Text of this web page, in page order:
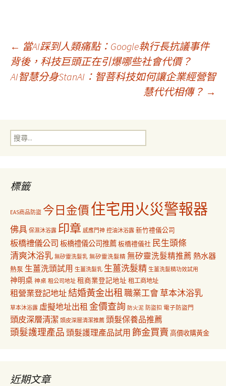
文
章
覽
← 當AI踩到人類痛點：Google執行長抗議事件
背後，科技巨頭正在引爆哪些社會代價？
AI智慧分身StanAI：智菩科技如何讓企業經營智
慧代代相傳？ →
搜
尋
標籤
EAS商品防盜 今日金價住宅用火災警報器
佛具 保濕沐浴露 印章 感應門神 控油沐浴露 新竹禮儀公司
板橋禮儀公司 板橋禮儀公司推薦板橋禮儀社 民生頭條
清爽沐浴乳 無矽靈洗髮乳 無矽靈洗髮精 無矽靈洗髮精推薦 熱水器
熱泵 生薑洗頭試用 生薑洗髮乳 生薑洗髮精 生薑洗髮精功效試用
神明桌 神桌 租公司地址 租商業登記地址 租工商地址
租營業登記地址結婚黃金出租職業工會草本沐浴乳
草本沐浴露 虛擬地址出租 金價查詢 防火泥 防盜扣 電子防盜門
頭皮深層清潔 頭皮深層清潔推薦 頭髮保養品推薦
頭髮護理產品 頭髮護理產品試用 飾金買賣 高價收購黃金
近期文章